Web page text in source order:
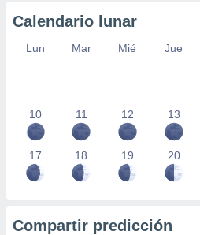
Calendario lunar
Lun Mar Mié Jue
10 11 12 13
17 18 19 20
Compartir predicción